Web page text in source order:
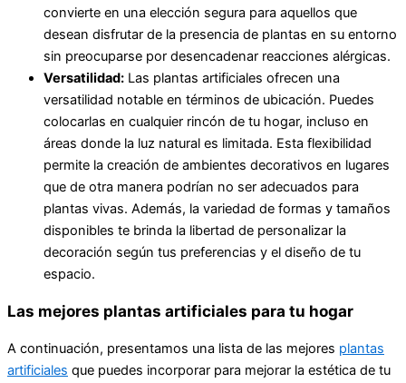
convierte en una elección segura para aquellos que
desean disfrutar de la presencia de plantas en su entorno
sin preocuparse por desencadenar reacciones alérgicas.
Versatilidad: Las plantas artificiales ofrecen una
versatilidad notable en términos de ubicación. Puedes
colocarlas en cualquier rincón de tu hogar, incluso en
áreas donde la luz natural es limitada. Esta flexibilidad
permite la creación de ambientes decorativos en lugares
que de otra manera podrían no ser adecuados para
plantas vivas. Además, la variedad de formas y tamaños
disponibles te brinda la libertad de personalizar la
decoración según tus preferencias y el diseño de tu
espacio.
Las mejores plantas artificiales para tu hogar
A continuación, presentamos una lista de las mejores plantas
artificiales que puedes incorporar para mejorar la estética de tu